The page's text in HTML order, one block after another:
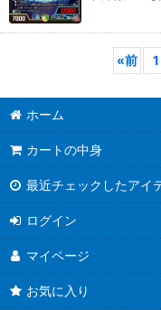
«前 1
ホーム
カートの中身
最近チェックしたアイ
ログイン
マイページ
お気に入り